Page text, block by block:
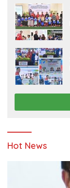
Hot News